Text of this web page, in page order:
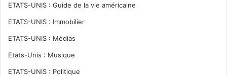
ETATS-UNIS : Guide de la vie américaine
ETATS-UNIS : Immobilier
ETATS-UNIS : Médias
Etats-Unis : Musique
ETATS-UNIS : Politique